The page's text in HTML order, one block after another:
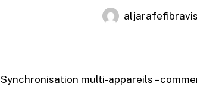
Synchronisation multi‑appareils –